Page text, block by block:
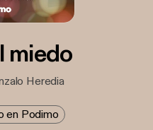
miedo
Heredia
en Podimo